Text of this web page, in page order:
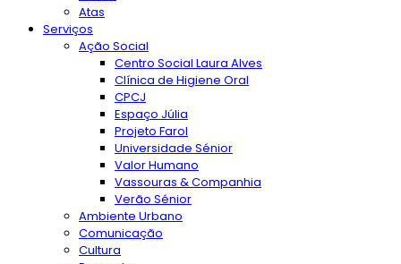
Atas
Serviços
Ação Social
Centro Social Laura Alves
Clínica de Higiene Oral
CPCJ
Espaço Júlia
Projeto Farol
Universidade Sénior
Valor Humano
Vassouras & Companhia
Verão Sénior
Ambiente Urbano
Comunicação
Cultura